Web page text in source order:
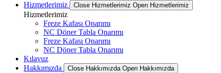
Hizmetlerimiz
Close Hizmetlerimiz Open Hizmetlerimiz
Hizmetlerimiz
Freze Kafası Onarımı
NC Döner Tabla Onarımı
Freze Kafası Onarımı
NC Döner Tabla Onarımı
Kılavuz
Hakkımızda
Close Hakkımızda Open Hakkımızda